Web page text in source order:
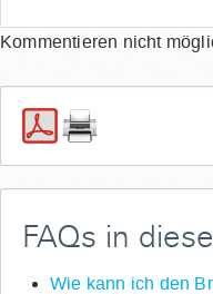
Kommentieren nicht
FAQs in
Wie kann ich den